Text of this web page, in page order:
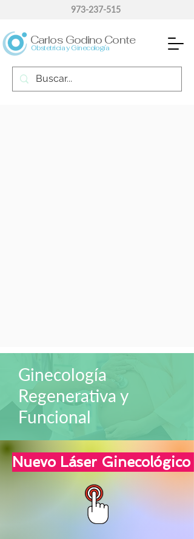
Obstetricia y Ginecología
Carlos Godino Conte
973-237-515
Ginecología
Regenerativa y
Funcional
Nuevo Láser Ginecológico